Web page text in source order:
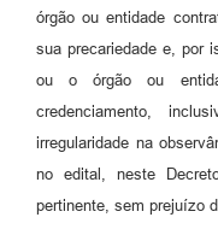
órgão ou entidade
sua precariedade e, por
ou o órgão ou
credenciamento,
irregularidade na
no edital, neste
pertinente, sem prejuízo